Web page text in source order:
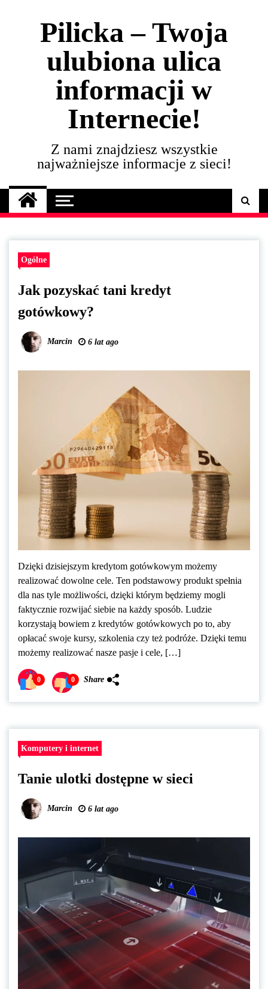
Pilicka – Twoja
ulubiona ulica
informacji w
Internecie!
Z nami znajdziesz wszystkie
najważniejsze informacje z sieci!
Ogólne
Jak pozyskać tani kredyt
gotówkowy?
Marcin 6 lat ago
Dzięki dzisiejszym kredytom gotówkowym możemy
realizować dowolne cele. Ten podstawowy produkt spełnia
dla nas tyle możliwości, dzięki którym będziemy mogli
faktycznie rozwijać siebie na każdy sposób. Ludzie
korzystają bowiem z kredytów gotówkowych po to, aby
opłacać swoje kursy, szkolenia czy też podróże. Dzięki temu
możemy realizować nasze pasje i cele, […]
0 0 Share
Komputery i internet
Tanie ulotki dostępne w sieci
Marcin 6 lat ago